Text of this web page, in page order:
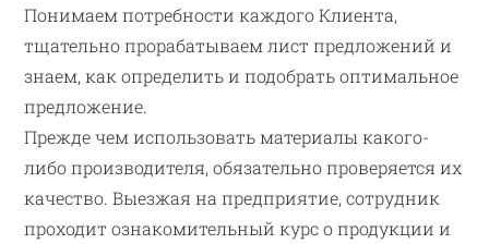
Понимаем потребности каждого Клиента,
тщательно прорабатываем лист предложений и
знаем, как определить и подобрать оптимальное
предложение.
Прежде чем использовать материалы какого-
либо производителя, обязательно проверяется их
качество. Выезжая на предприятие, сотрудник
проходит ознакомительный курс о продукции и